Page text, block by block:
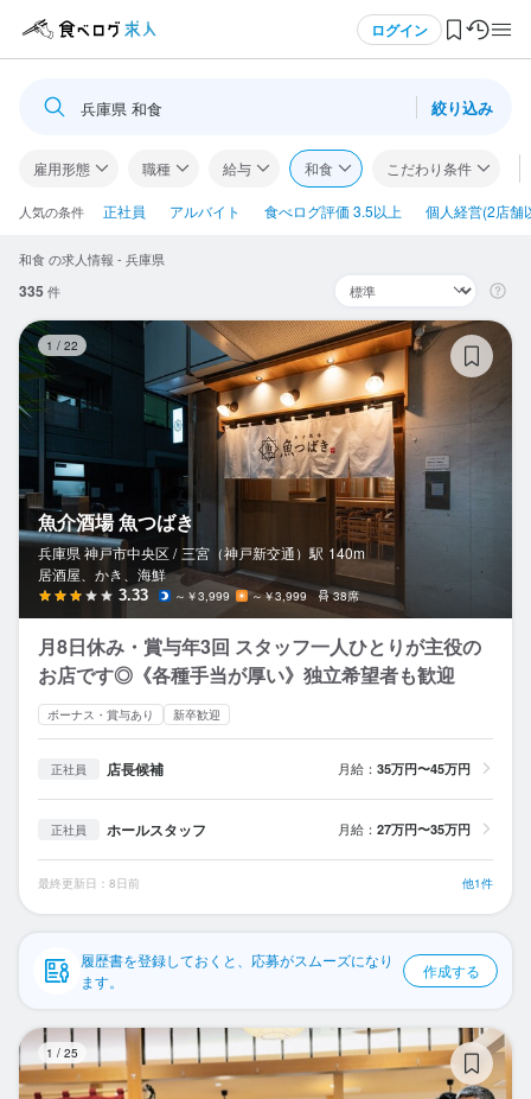
ログイン
食べログ求人TOP
求人検索
閲覧履歴
気になる求人
検索履歴・保存した条件
応募履歴
WEB履歴書
スカウト・メルマガ受信設定
ヘルプ・お問い合わせフォーム
掲載をご検討の店舗様へ
食べログ求人PRESS
利用規約
兵庫県 和食 絞り込み
雇用形態 職種 給与 和食 こだわり条件
人気の条件 正社員 アルバイト 食べログ評価 3.5以上 個人経営(2店舗
和食 の求人情報 - 兵庫県
335 件
1 / 22
魚介酒場 魚つばき
兵庫県 神戸市中央区 / 三宮（神戸新交通） 駅 140m
居酒屋、かき、海鮮
3.33 ～￥3,999 ～￥3,999 38席
月8日休み・賞与年3回 スタッフ一人ひとりが主役の
お店です◎《各種手当が厚い》独立希望者も歓迎
ボーナス・賞与あり 新卒歓迎
正社員 店長候補 月給： 35万円〜45万円
正社員 ホールスタッフ 月給： 27万円〜35万円
最終更新日：8日前 他1件
履歴書を登録しておくと、応募がスムーズになり
ます。
作成する
1 / 25